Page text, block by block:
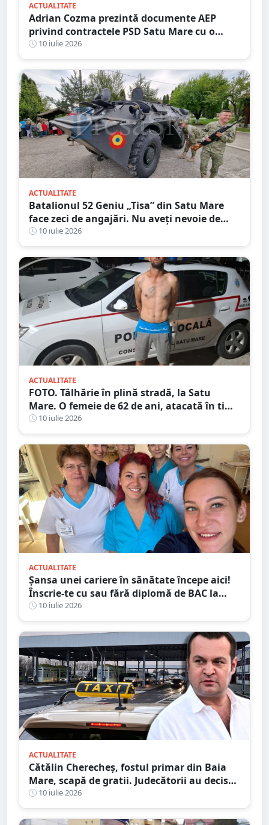
ACTUALITATE
Adrian Cozma prezintă documente AEP
privind contractele PSD Satu Mare cu o
firmă din familia Govor. Valoarea depășește
un milion de lei
10 iulie 2026
ACTUALITATE
Batalionul 52 Geniu „Tisa” din Satu Mare
face zeci de angajări. Nu aveți nevoie de
Bacalaureat, salar atractiv
10 iulie 2026
ACTUALITATE
FOTO. Tâlhărie în plină stradă, la Satu
Mare. O femeie de 62 de ani, atacată în timp
ce se întorcea de la cumpărături
10 iulie 2026
ACTUALITATE
Șansa unei cariere în sănătate începe aici!
Înscrie-te cu sau fără diplomă de BAC la
Școala Postliceală „Henri Coandă” Satu
Mare
10 iulie 2026
ACTUALITATE
Cătălin Cherecheș, fostul primar din Baia
Mare, scapă de gratii. Judecătorii au decis
eliberarea condiționată
10 iulie 2026